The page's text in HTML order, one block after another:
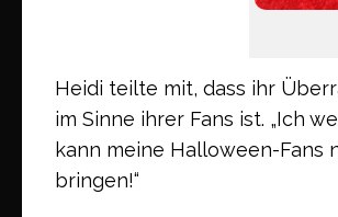
Heidi teilte mit, dass ihr
im Sinne ihrer Fans ist. „Ich
kann meine Halloween-Fans
bringen!“